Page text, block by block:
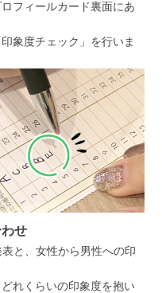
フィールカード裏面にあ
象度チェック」を行いま
せ
と、女性から男性への印
れくらいの印象度を抱い